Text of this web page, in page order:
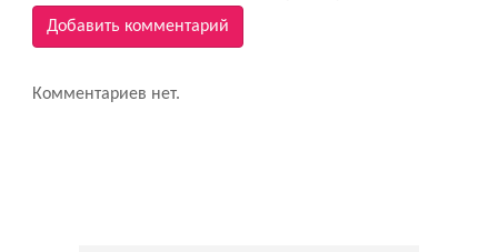
Добавить комментарий
Комментариев нет.